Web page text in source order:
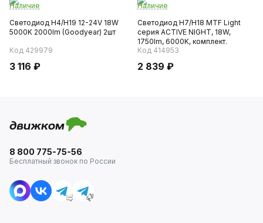
Наличие
Светодиод H4/H19 12-24V 18W
5000K 2000lm (Goodyear) 2шт
Код 429979
3 116 ₽
Наличие
Светодиод H7/H18 MTF Light
серия ACTIVE NIGHT, 18W,
1750lm, 6000K, комплект.
Код 414953
2 839 ₽
8 800 775-75-56
Бесплатный звонок по России